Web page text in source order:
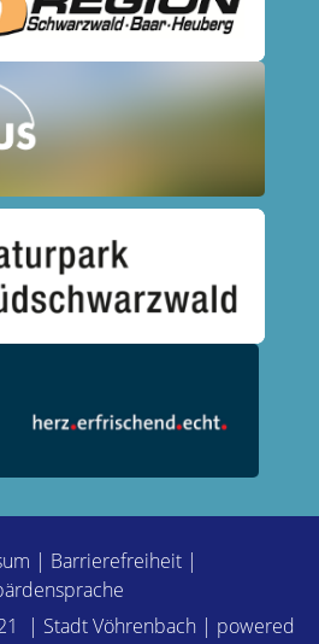
| Barrierefreiheit |
| Stadt Vöhrenbach | powered